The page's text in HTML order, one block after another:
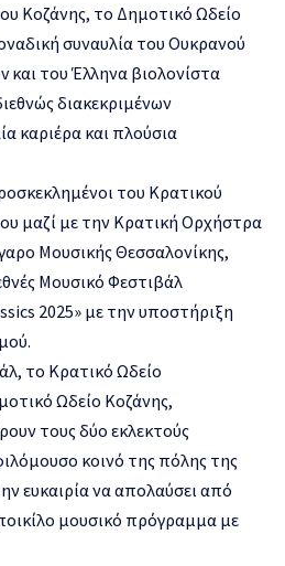
Κοζάνης, το Δημοτικό Ωδείο
συναυλία του Ουκρανού
και του Έλληνα βιολονίστα
διακεκριμένων
καριέρα και πλούσια
του Κρατικού
μαζί με την Κρατική Ορχήστρα
Μουσικής Θεσσαλονίκης,
Μουσικό Φεστιβάλ
2025» με την υποστήριξη
το Κρατικό Ωδείο
Ωδείο Κοζάνης,
τους δύο εκλεκτούς
κοινό της πόλης της
ευκαιρία να απολαύσει από
μουσικό πρόγραμμα με